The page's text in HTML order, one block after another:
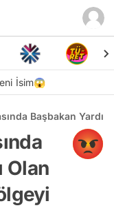
İsim😱
Başbakan
Olan